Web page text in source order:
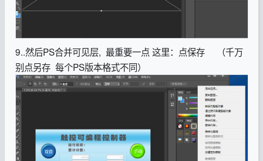
9..然后PS合并可见层, 最重要一点 这里：点保存 （千万
别点另存 每个PS版本格式不同）